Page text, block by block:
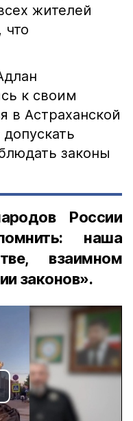
жителей
что
к своим
в Астраханской
законы
России
наша
взаимном
законов».